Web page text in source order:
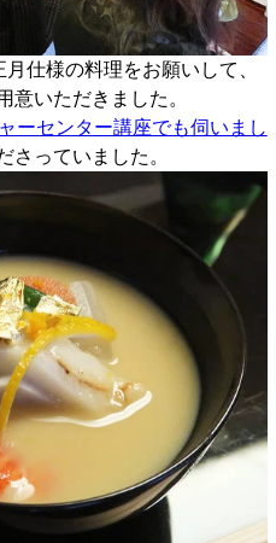
仕様の料理をお願いして、
意いただきました。
ーセンター講座でも伺いまし
さっていました。